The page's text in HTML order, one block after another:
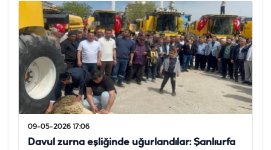
09-05-2026 17:06
Davul zurna eşliğinde uğurlandılar: Şanlıurfa